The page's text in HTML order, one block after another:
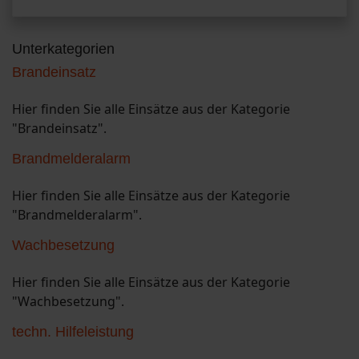
Unterkategorien
Brandeinsatz
Hier finden Sie alle Einsätze aus der Kategorie
"Brandeinsatz".
Brandmelderalarm
Hier finden Sie alle Einsätze aus der Kategorie
"Brandmelderalarm".
Wachbesetzung
Hier finden Sie alle Einsätze aus der Kategorie
"Wachbesetzung".
techn. Hilfeleistung